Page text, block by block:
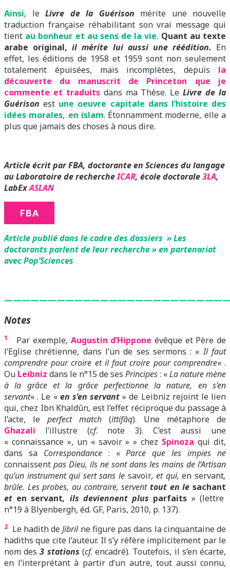
Ainsi, le Livre de la Guérison mérite une nouvelle
traduction française réhabilitant son vrai message qui
tient au bonheur et au sens de la vie. Quant au texte
arabe original,il mérite lui aussi une réédition. En
effet, les éditions de 1958 et 1959 sont non seulement
totalement épuisées, mais incomplètes, depuis la
découverte du manuscrit de Princeton que je
commente et traduitsdans ma Thèse. LeLivre de la
Guérison est une oeuvre capitale dans l’histoire des
idées morales, en islam. Étonnamment moderne, elle a
plus que jamais des choses à nous dire.
Article écrit par FBA, doctorante en Sciences du langage
au Laboratoire de rechercheICAR, école doctorale3LA,
LabExASLAN
FBA
Article publié dans le cadre des dossiers » Les
doctorants parlent de leur recherche » en partenariat
avec Pop’Sciences
Notes
1 Par exemple, Augustin d’Hippone évêque et Père de
l’Eglise chrétienne, dans l’un de ses sermons : «Il faut
comprendre pour croire et il faut croire pour comprendre« .
Ou Leibniz dans le n°15 de ses Principes: «La nature mène
à la grâce et la grâce perfectionne la nature, en s’en
servant« . Le « en s’en servant » de Leibniz rejoint le lien
qui, chez Ibn Khaldûn, est l’effet réciproque du passage à
l’acte, le perfect match (ittifâq). Une métaphore de
Ghazali l’illustre (cf. note 3). C’est aussi une
« connaissance », un « savoir » » chez Spinoza qui dit,
dans sa Correspondance: «Parce que les impies ne
connaissent pas Dieu, ils ne sont dans les mains de l’Artisan
qu’un instrument qui sert sans le savoir, et qui,en servant,
brûle. Les probes, au contraire, serventtout en lesachant
et en servant, ils deviennent plus parfaits » (lettre
n°19 à Blyenbergh, éd. GF, Paris, 2010, p. 137).
2 Le hadith deJibrilne figure pas dans la cinquantaine de
hadiths que cite l’auteur. Il s’y réfère implicitement par le
nom des3 stations (cf. encadré). Toutefois, il s’en écarte,
en l’interprétant à partir d’un autre, tout aussi connu,